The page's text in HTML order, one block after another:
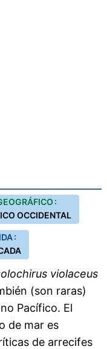
:
OCCIDENTAL
:
violaceus
(son raras)
Pacífico. El
de mar es
de arrecifes